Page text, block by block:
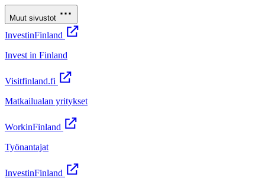
Muut sivustot
InvestinFinland
Invest in Finland
Visitfinland.fi
Matkailualan yritykset
WorkinFinland
Työnantajat
InvestinFinland